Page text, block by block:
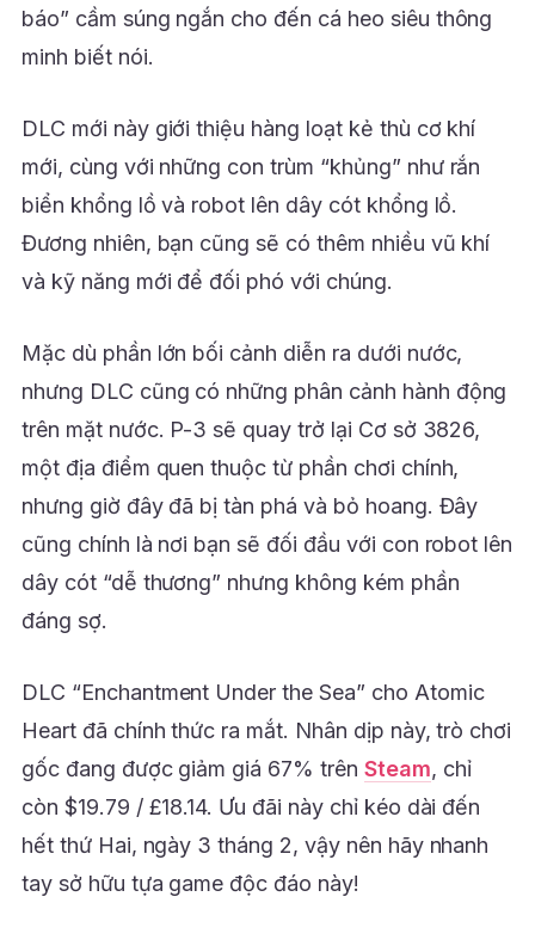
báo” cầm súng ngắn cho đến cá heo siêu thông
minh biết nói.
DLC mới này giới thiệu hàng loạt kẻ thù cơ khí
mới, cùng với những con trùm “khủng” như rắn
biển khổng lồ và robot lên dây cót khổng lồ.
Đương nhiên, bạn cũng sẽ có thêm nhiều vũ khí
và kỹ năng mới để đối phó với chúng.
Mặc dù phần lớn bối cảnh diễn ra dưới nước,
nhưng DLC cũng có những phân cảnh hành động
trên mặt nước. P-3 sẽ quay trở lại Cơ sở 3826,
một địa điểm quen thuộc từ phần chơi chính,
nhưng giờ đây đã bị tàn phá và bỏ hoang. Đây
cũng chính là nơi bạn sẽ đối đầu với con robot lên
dây cót “dễ thương” nhưng không kém phần
đáng sợ.
DLC “Enchantment Under the Sea” cho Atomic
Heart đã chính thức ra mắt. Nhân dịp này, trò chơi
gốc đang được giảm giá 67% trên Steam, chỉ
còn $19.79 / £18.14. Ưu đãi này chỉ kéo dài đến
hết thứ Hai, ngày 3 tháng 2, vậy nên hãy nhanh
tay sở hữu tựa game độc đáo này!